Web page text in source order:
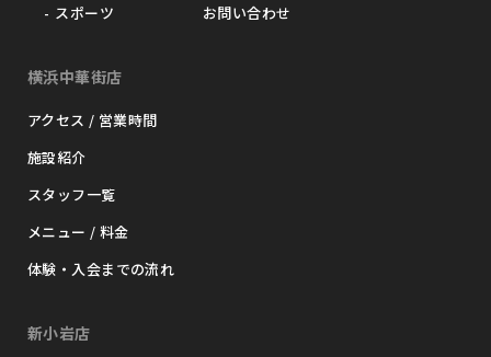
スポーツ
お問い合わせ
横浜中華街店
アクセス / 営業時間
施設紹介
スタッフ一覧
メニュー / 料金
体験・入会までの流れ
新小岩店